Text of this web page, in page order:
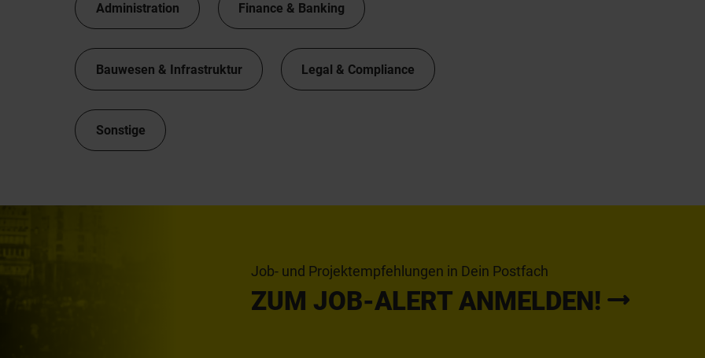
Administration Finance & Banking
Bauwesen & Infrastruktur Legal & Compliance
Sonstige
Job- und Projektempfehlungen in Dein Postfach
ZUM JOB-ALERT ANMELDEN!